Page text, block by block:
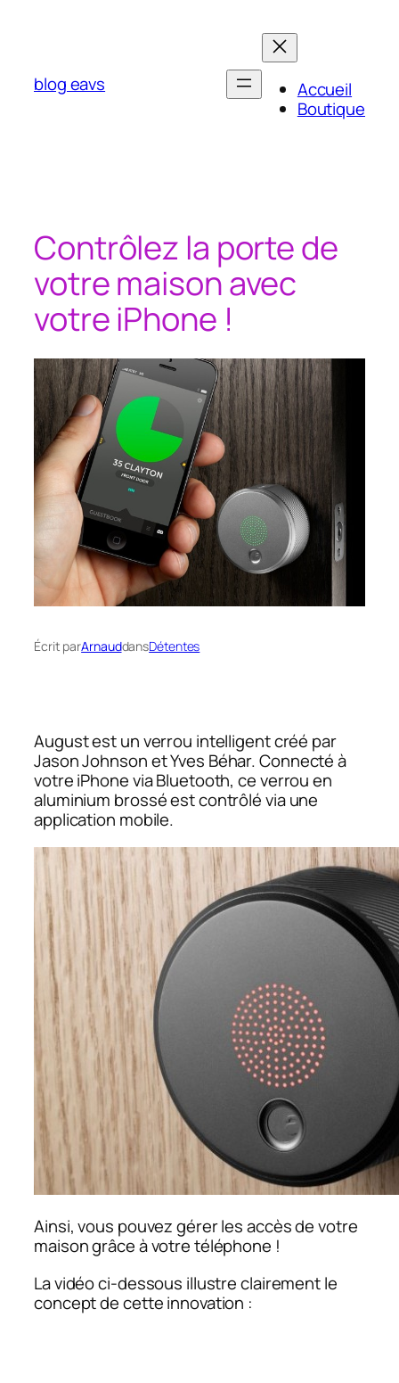
blog eavs
Accueil
Boutique
Contrôlez la porte de
votre maison avec
votre iPhone !
Écrit parArnauddansDétentes
August est un verrou intelligent créé par
Jason Johnson et Yves Béhar. Connecté à
votre iPhone via Bluetooth, ce verrou en
aluminium brossé est contrôlé via une
application mobile.
Ainsi, vous pouvez gérer les accès de votre
maison grâce à votre téléphone !
La vidéo ci-dessous illustre clairement le
concept de cette innovation :